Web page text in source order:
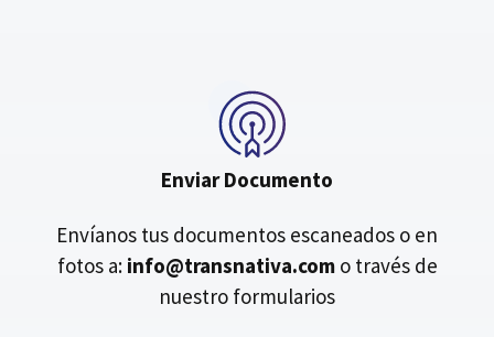
Enviar Documento
Envíanos tus documentos escaneados o en
fotos a: info@transnativa.como través de
nuestro formularios